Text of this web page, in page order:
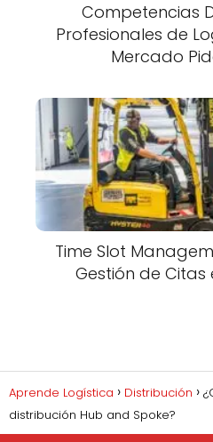
Competencias
Profesionales de
Mercado
Time Slot
Gestión de Citas
Aprende Logística Distribución
distribución Hub and Spoke?